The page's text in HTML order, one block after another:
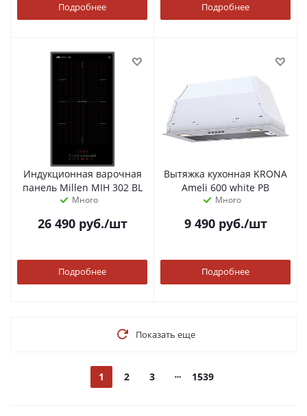
Подробнее Подробнее
Индукционная варочная
панель Millen MIH 302 BL
Много
26 490руб./шт
Подробнее
Вытяжка кухонная KRONA
Ameli 600 white PB
Много
9 490руб./шт
Подробнее
Показать еще
1 2 3 1539